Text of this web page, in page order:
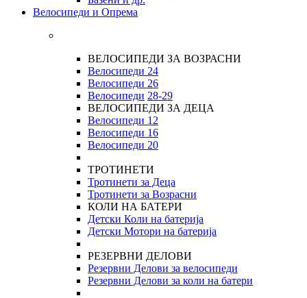
Велосипеди и Опрема
ВЕЛОСИПЕДИ ЗА ВОЗРАСНИ
Велосипеди 24
Велосипеди 26
Велосипеди 28-29
ВЕЛОСИПЕДИ ЗА ДЕЦА
Велосипеди 12
Велосипеди 16
Велосипеди 20
ТРОТИНЕТИ
Тротинети за Деца
Тротинети за Возрасни
КОЛИ НА БАТЕРИ
Детски Коли на батерија
Детски Мотори на батерија
РЕЗЕРВНИ ДЕЛОВИ
Резервни Делови за велосипеди
Резервни Делови за коли на батери